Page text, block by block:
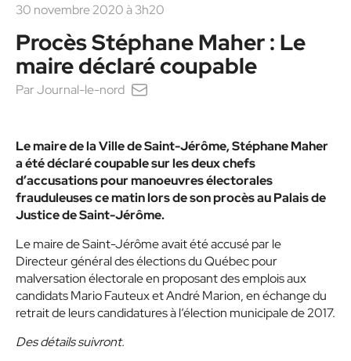
30 novembre 2020 à 3h20
Procès Stéphane Maher : Le
maire déclaré coupable
ParJournal-le-nord
Le maire de la Ville de Saint-Jérôme, Stéphane Maher
a été déclaré coupable sur les deux chefs
d’accusations pour manoeuvres électorales
frauduleuses ce matin lors de son procès au Palais de
Justice de Saint-Jérôme.
Le maire de Saint-Jérôme avait été accusé par le
Directeur général des élections du Québec pour
malversation électorale en proposant des emplois aux
candidats Mario Fauteux et André Marion, en échange du
retrait de leurs candidatures à l’élection municipale de 2017.
Des détails suivront.